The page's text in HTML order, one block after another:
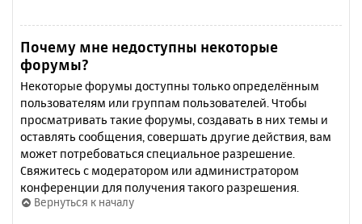
Почему мне недоступны некоторые
форумы?
Некоторые форумы доступны только определённым
пользователям или группам пользователей. Чтобы
просматривать такие форумы, создавать в них темы и
оставлять сообщения, совершать другие действия, вам
может потребоваться специальное разрешение.
Свяжитесь с модератором или администратором
конференции для получения такого разрешения.
Вернуться к началу